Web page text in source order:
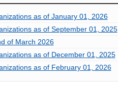
as of January 01, 2026
as of September 01, 2025
of March 2026
as of December 01, 2025
as of February 01, 2026